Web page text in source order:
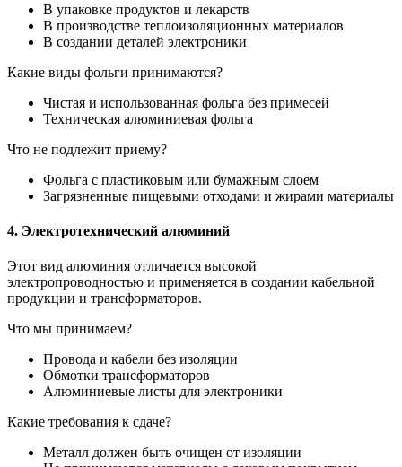
В упаковке продуктов и лекарств
В производстве теплоизоляционных материалов
В создании деталей электроники
Какие виды фольги принимаются?
Чистая и использованная фольга без примесей
Техническая алюминиевая фольга
Что не подлежит приему?
Фольга с пластиковым или бумажным слоем
Загрязненные пищевыми отходами и жирами материалы
4. Электротехнический алюминий
Этот вид алюминия отличается высокой
электропроводностью и применяется в создании кабельной
продукции и трансформаторов.
Что мы принимаем?
Провода и кабели без изоляции
Обмотки трансформаторов
Алюминиевые листы для электроники
Какие требования к сдаче?
Металл должен быть очищен от изоляции